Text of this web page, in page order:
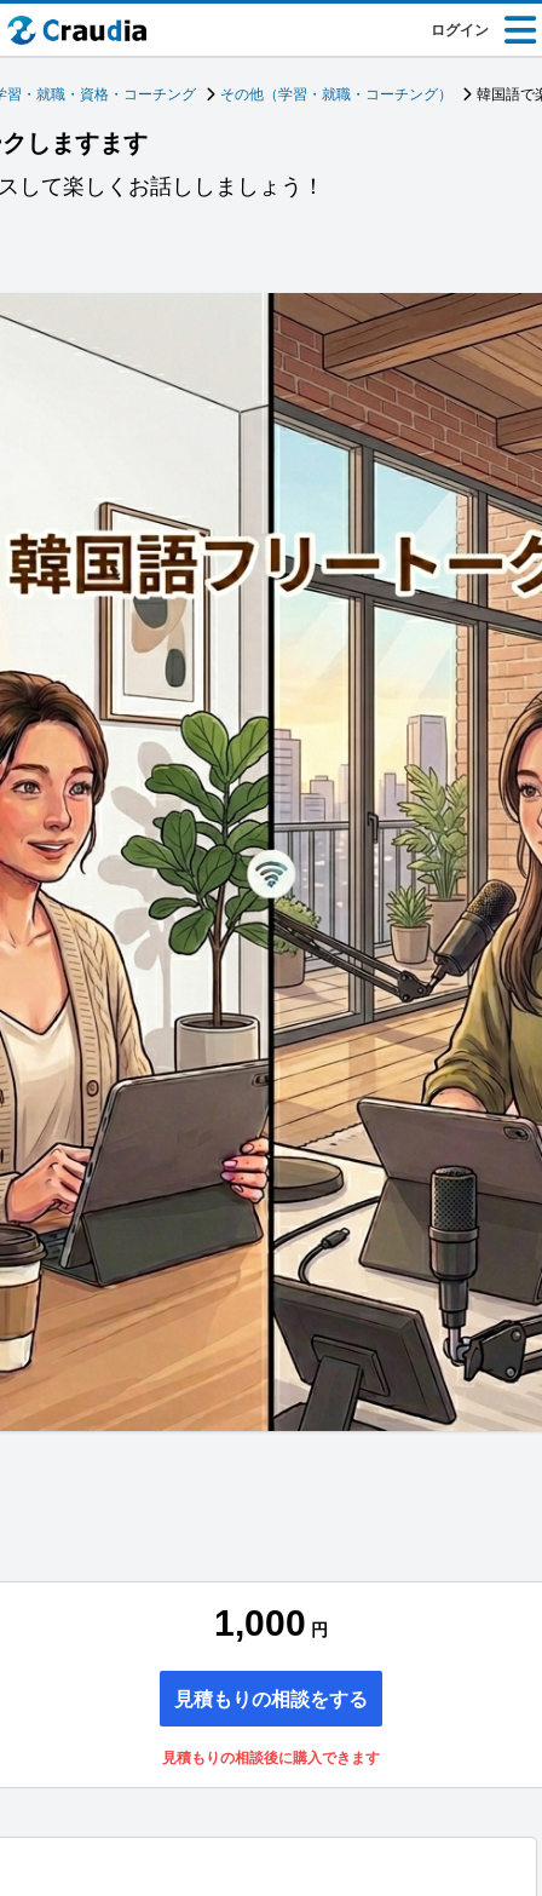
ログイン
習・就職・資格・コーチング その他（学習・就職・コーチング） 韓国語で
しますます
して楽しくお話ししましょう！
1,000 円
見積もりの相談をする
見積もりの相談後に購入できます